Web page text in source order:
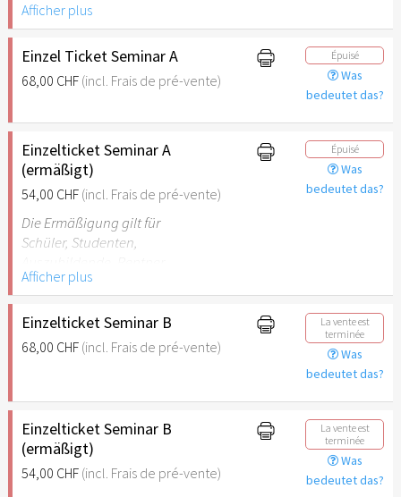
Arbeitslose, FSJler, BFDler,
Personen mit
Behinderungen.
Afficher plus
Einzel Ticket Seminar A
68,00 CHF (incl. Frais de pré-vente)
Épuisé
Was
bedeutet das?
Einzelticket Seminar A
(ermäßigt)
54,00 CHF (incl. Frais de pré-vente)
Épuisé
Was
bedeutet das?
Die Ermäßigung gilt für
Schüler, Studenten,
Arbeitslose, FSJler, BFDler,
Personen mit
Behinderungen.
Afficher plus
Einzelticket Seminar B
68,00 CHF (incl. Frais de pré-vente)
La vente est
terminée
Was
bedeutet das?
Einzelticket Seminar B
(ermäßigt)
54,00 CHF (incl. Frais de pré-vente)
La vente est
terminée
Was
bedeutet das?